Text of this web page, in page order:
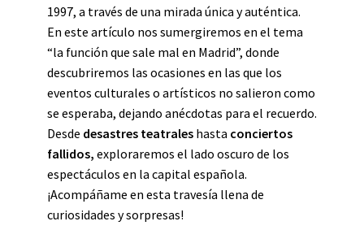
1997, a través de una mirada única y auténtica.
En este artículo nos sumergiremos en el tema
“la función que sale mal en Madrid”, donde
descubriremos las ocasiones en las que los
eventos culturales o artísticos no salieron como
se esperaba, dejando anécdotas para el recuerdo.
Desde desastres teatrales hasta conciertos
fallidos, exploraremos el lado oscuro de los
espectáculos en la capital española.
¡Acompáñame en esta travesía llena de
curiosidades y sorpresas!